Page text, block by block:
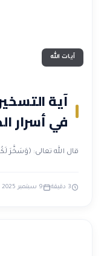
آيات الله
آية
في أسرار
قال الله تعالى: ﴿وَسَخَّرَ
3 دقيقة 9 سبتمبر 2025